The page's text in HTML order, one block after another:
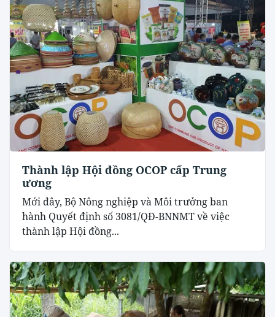
Thành lập Hội đồng OCOP cấp Trung
ương
Mới đây, Bộ Nông nghiệp và Môi trưởng ban
hành Quyết định số 3081/QĐ-BNNMT về việc
thành lập Hội đồng...